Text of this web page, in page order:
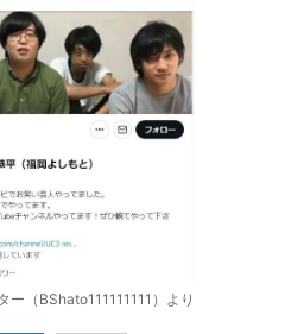
ー（BShato111111111）より